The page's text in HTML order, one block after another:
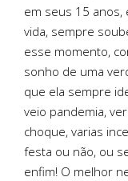
em seus 15 anos,
vida, sempre
esse momento,
sonho de uma
que ela sempre
veio pandemia,
choque, varias
festa ou não, ou
enfim! O melhor